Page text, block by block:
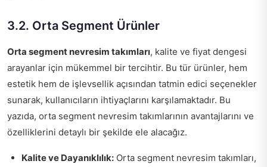
3.2. Orta Segment Ürünler
Orta segment nevresim takımları, kalite ve fiyat dengesi
arayanlar için mükemmel bir tercihtir. Bu tür ürünler, hem
estetik hem de işlevsellik açısından tatmin edici seçenekler
sunarak, kullanıcıların ihtiyaçlarını karşılamaktadır. Bu
yazıda, orta segment nevresim takımlarının avantajlarını ve
özelliklerini detaylı bir şekilde ele alacağız.
Kalite ve Dayanıklılık: Orta segment nevresim takımları,